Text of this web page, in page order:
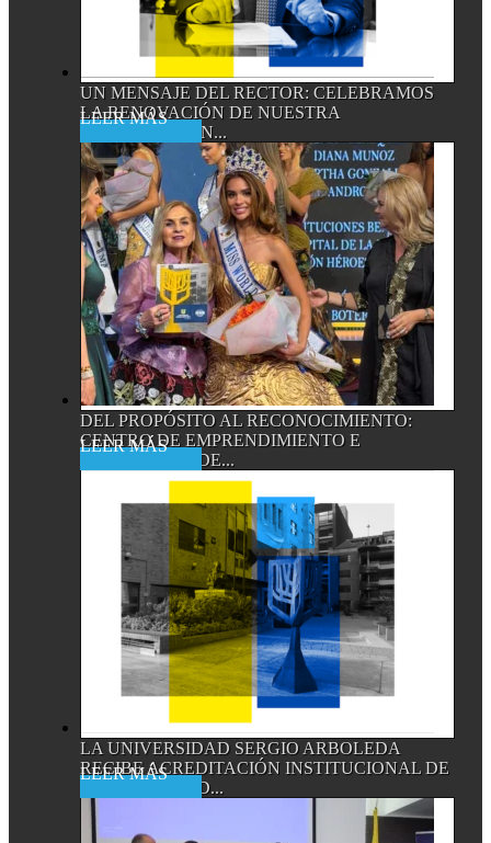
UN MENSAJE DEL RECTOR: CELEBRAMOS
LA RENOVACIÓN DE NUESTRA
ACREDITACIÓN...
DEL PROPÓSITO AL RECONOCIMIENTO:
CENTRO DE EMPRENDIMIENTO E
INNOVACIÓN DE...
LA UNIVERSIDAD SERGIO ARBOLEDA
RECIBE ACREDITACIÓN INSTITUCIONAL DE
ALTA CALIDAD...